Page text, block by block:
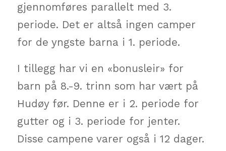
gjennomføres parallelt med 3.
periode. Det er altså ingen camper
for de yngste barna i 1. periode.
I tillegg har vi en «bonusleir» for
barn på 8.-9. trinn som har vært på
Hudøy før. Denne er i 2. periode for
gutter og i 3. periode for jenter.
Disse campene varer også i 12 dager.